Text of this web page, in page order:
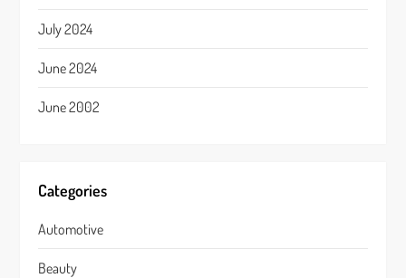
July 2024
June 2024
June 2002
Categories
Automotive
Beauty